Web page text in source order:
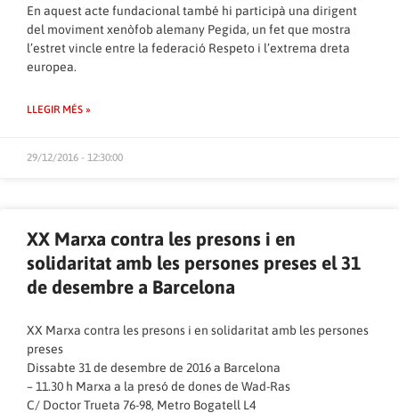
En aquest acte fundacional també hi participà una dirigent
del moviment xenòfob alemany Pegida, un fet que mostra
l’estret vincle entre la federació Respeto i l’extrema dreta
europea.
LLEGIR MÉS »
29/12/2016 - 12:30:00
XX Marxa contra les presons i en
solidaritat amb les persones preses el 31
de desembre a Barcelona
XX Marxa contra les presons i en solidaritat amb les persones
preses
Dissabte 31 de desembre de 2016 a Barcelona
– 11.30 h Marxa a la presó de dones de Wad-Ras
C/ Doctor Trueta 76-98, Metro Bogatell L4